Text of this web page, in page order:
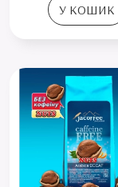
У КОШИК